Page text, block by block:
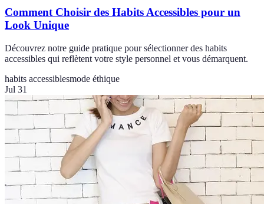
Comment Choisir des Habits Accessibles pour un
Look Unique
Découvrez notre guide pratique pour sélectionner des habits
accessibles qui reflètent votre style personnel et vous démarquent.
habits accessiblesmode éthique
Jul 31